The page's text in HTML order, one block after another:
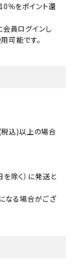
％をポイント還
会員ログインし
可能です。
込)以上の場合
除く）に発送と
なる場合がござ